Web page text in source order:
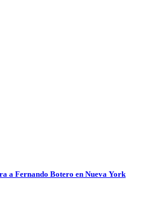
a Fernando Botero en Nueva York